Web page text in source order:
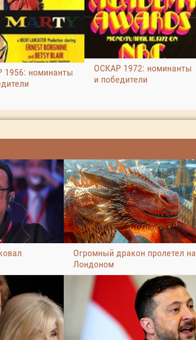
1956: номинанты
ОСКАР 1972: номинанты
и победители
Огромный дракон пролетел
Лондоном